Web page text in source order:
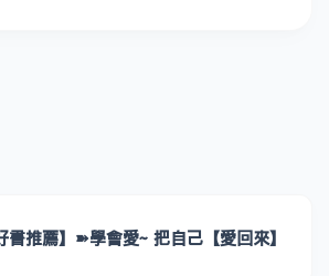
書推薦】➽學會愛~ 把自己【愛回來】